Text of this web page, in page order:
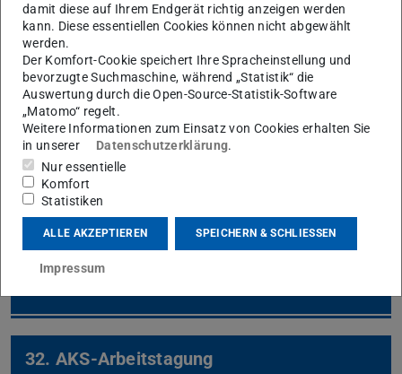
Europäischer Tag der Sprachen 2024
Herkunftssprachen Konferenz 2023
9. Internationale Konferenz „Schreiben im
herkunftssprachlichen Unterricht“
32. AKS-Arbeitstagung
damit diese auf Ihrem Endgerät richtig anzeigen werden
kann. Diese essentiellen Cookies können nicht abgewählt
werden.
Der Komfort-Cookie speichert Ihre Spracheinstellung und
bevorzugte Suchmaschine, während „Statistik“ die
Auswertung durch die Open-Source-Statistik-Software
„Matomo“ regelt.
Weitere Informationen zum Einsatz von Cookies erhalten Sie
in unserer
Datenschutzerklärung.
Nur essentielle
Komfort
Statistiken
ALLE AKZEPTIEREN SPEICHERN & SCHLIESSEN
Impressum